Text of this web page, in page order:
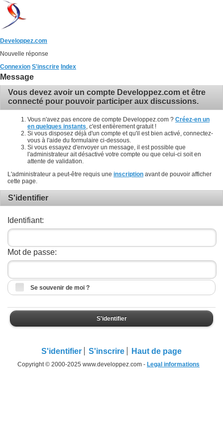
Developpez.com
Nouvelle réponse
Connexion S'inscrire Index
Message
Vous devez avoir un compte Developpez.com et être
connecté pour pouvoir participer aux discussions.
Vous n'avez pas encore de compte Developpez.com ? Créez-en un
en quelques instants , c'est entièrement gratuit !
Si vous disposez déjà d'un compte et qu'il est bien activé, connectez-
vous à l'aide du formulaire ci-dessous.
Si vous essayez d'envoyer un message, il est possible que
l'administrateur ait désactivé votre compte ou que celui-ci soit en
attente de validation.
L'administrateur a peut-être requis une inscription avant de pouvoir afficher
cette page.
S'identifier
Identifiant:
Mot de passe:
Se souvenir de moi ?
S'identifier
S'identifier S'inscrire Haut de page
Copyright © 2000-2025 www.developpez.com - Legal informations